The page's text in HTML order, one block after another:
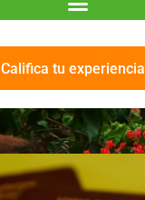
Califica tu experiencia